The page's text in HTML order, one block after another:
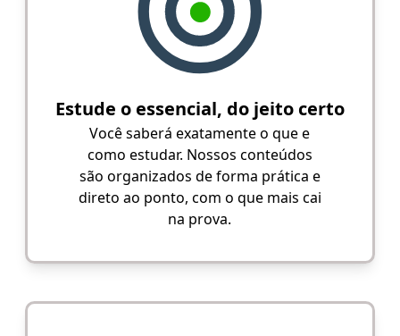
Estude o essencial, do jeito certo
Você saberá exatamente o que e
como estudar. Nossos conteúdos
são organizados de forma prática e
direto ao ponto, com o que mais cai
na prova.